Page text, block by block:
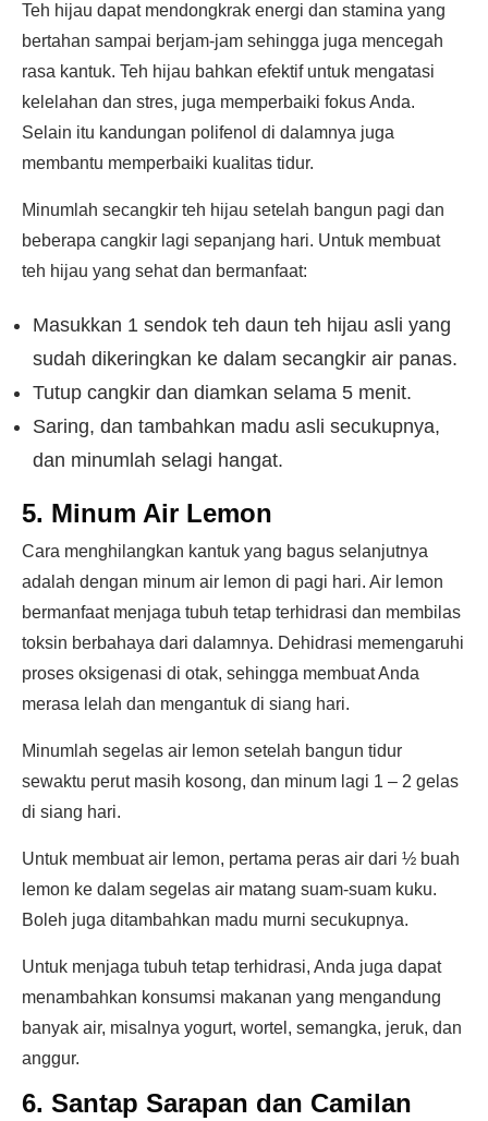
Teh hijau dapat mendongkrak energi dan stamina yang
bertahan sampai berjam-jam sehingga juga mencegah
rasa kantuk. Teh hijau bahkan efektif untuk mengatasi
kelelahan dan stres, juga memperbaiki fokus Anda.
Selain itu kandungan polifenol di dalamnya juga
membantu memperbaiki kualitas tidur.
Minumlah secangkir teh hijau setelah bangun pagi dan
beberapa cangkir lagi sepanjang hari. Untuk membuat
teh hijau yang sehat dan bermanfaat:
Masukkan 1 sendok teh daun teh hijau asli yang
sudah dikeringkan ke dalam secangkir air panas.
Tutup cangkir dan diamkan selama 5 menit.
Saring, dan tambahkan madu asli secukupnya,
dan minumlah selagi hangat.
5. Minum Air Lemon
Cara menghilangkan kantuk yang bagus selanjutnya
adalah dengan minum air lemon di pagi hari. Air lemon
bermanfaat menjaga tubuh tetap terhidrasi dan membilas
toksin berbahaya dari dalamnya. Dehidrasi memengaruhi
proses oksigenasi di otak, sehingga membuat Anda
merasa lelah dan mengantuk di siang hari.
Minumlah segelas air lemon setelah bangun tidur
sewaktu perut masih kosong, dan minum lagi 1 – 2 gelas
di siang hari.
Untuk membuat air lemon, pertama peras air dari ½ buah
lemon ke dalam segelas air matang suam-suam kuku.
Boleh juga ditambahkan madu murni secukupnya.
Untuk menjaga tubuh tetap terhidrasi, Anda juga dapat
menambahkan konsumsi makanan yang mengandung
banyak air, misalnya yogurt, wortel, semangka, jeruk, dan
anggur.
6. Santap Sarapan dan Camilan